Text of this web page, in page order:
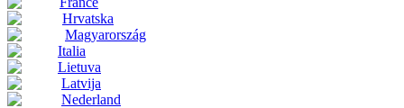
Hrvatska
Magyarország
Italia
Lietuva
Latvija
Nederland